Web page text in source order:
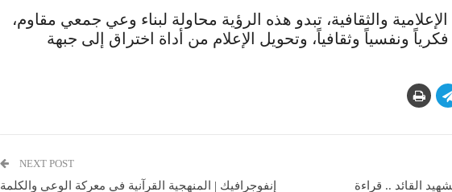
والثقافية، تبدو هذه الرؤية محاولة لبناء وعي جمعي مقاوم،
ونفسياً وثقافياً، وتحويل الإعلام من أداة اختراق إلى جبهة
القائد .. قراءة
NEXT POST
إنفوجرافيك | المنهجية القرآنية في معركة الوعي والكلمة